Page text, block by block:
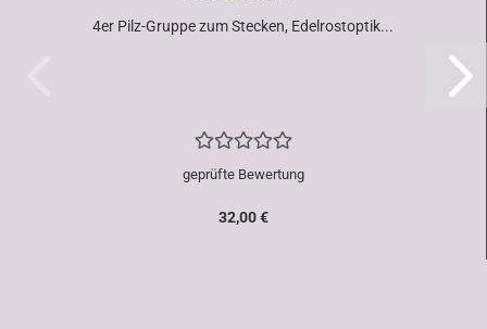
4er Pilz-Gruppe zum Stecken, Edelrostoptik...
geprüfte Bewertung
32,00 €